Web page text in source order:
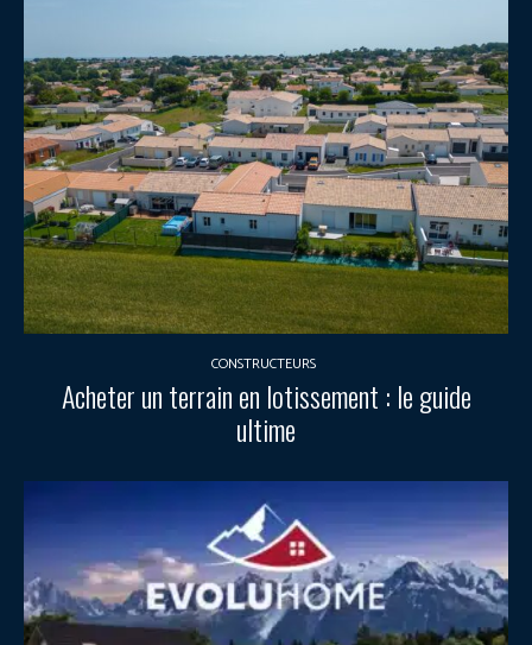
CONSTRUCTEURS
Acheter un terrain en lotissement : le guide
ultime